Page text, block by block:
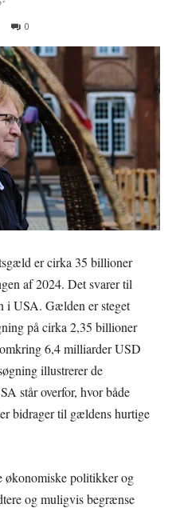
0
er cirka 35 billioner
af 2024. Det svarer til
i USA. Gælden er steget
på cirka 2,35 billioner
6,4 milliarder USD
illustrerer de
står overfor, hvor både
bidrager til gældens hurtige
økonomiske politikker og
og muligvis begrænse